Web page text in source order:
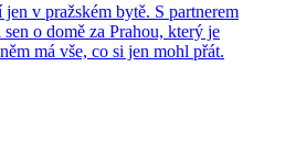
v pražském bytě. S partnerem
o domě za Prahou, který je
má vše, co si jen mohl přát.